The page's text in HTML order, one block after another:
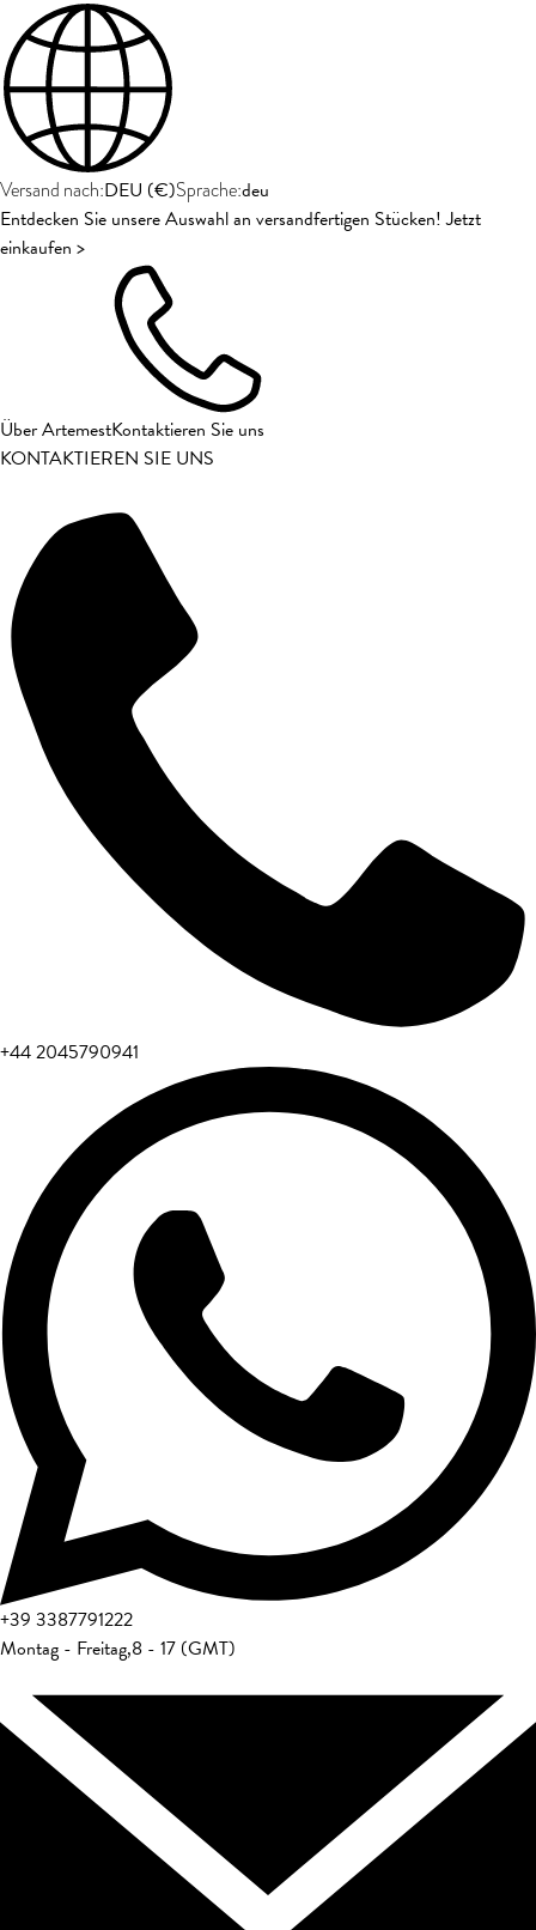
Versand nach:DEU (€)Sprache:deu
Entdecken Sie unsere Auswahl an versandfertigen Stücken! Jetzt
einkaufen >
Über ArtemestKontaktieren Sie uns
KONTAKTIEREN SIE UNS
+44 2045790941
+39 3387791222
Montag - Freitag,8 - 17 (GMT)